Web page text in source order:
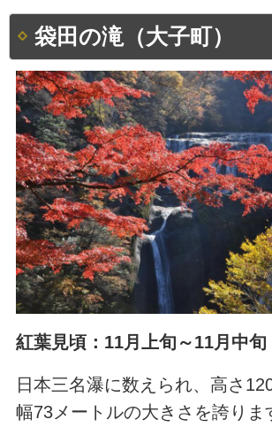
袋田の滝（大子町）
紅葉見頃：11月上旬～11月中旬
日本三名瀑に数えられ、高さ
幅73メートルの大きさを誇りま